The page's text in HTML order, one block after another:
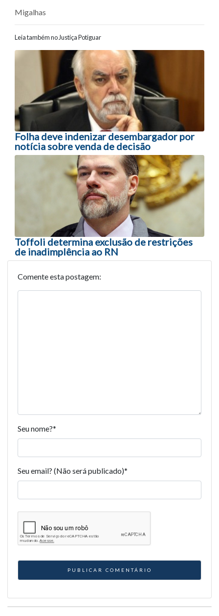
Migalhas
Leia também no Justiça Potiguar
Navegação entre posts
Folha deve indenizar desembargador por
notícia sobre venda de decisão
Toffoli determina exclusão de restrições
de inadimplência ao RN
Comente esta postagem:
Seu nome?*
Seu email? (Não será publicado)*